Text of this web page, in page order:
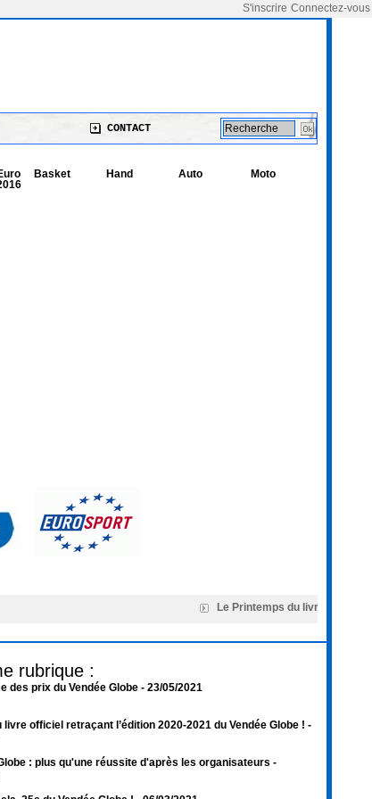
Connectez-vous
S'inscrire
CONTACT
Basket Hand Auto Moto
Le Printemps du livre de
rubrique :
des prix du Vendée Globe - 23/05/2021
livre officiel retraçant l’édition 2020-2021 du Vendée Globe ! -
: plus qu'une réussite d'après les organisateurs -